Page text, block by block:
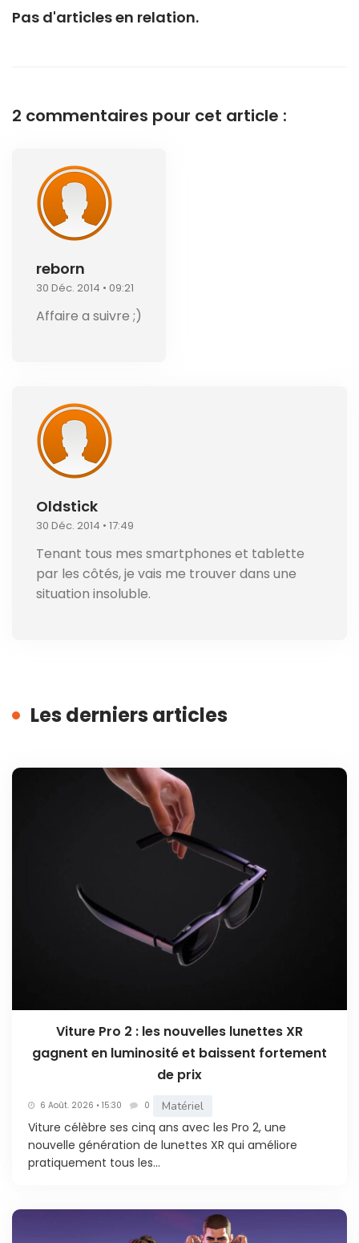
Pas d'articles en relation.
2 commentaires pour cet article :
reborn
30 Déc. 2014 • 09:21
Affaire a suivre ;)
Oldstick
30 Déc. 2014 • 17:49
Tenant tous mes smartphones et tablette
par les côtés, je vais me trouver dans une
situation insoluble.
Les derniers articles
Viture Pro 2 : les nouvelles lunettes XR
gagnent en luminosité et baissent fortement
de prix
6 Août. 2026 • 15:30 0 Matériel
Viture célèbre ses cinq ans avec les Pro 2, une
nouvelle génération de lunettes XR qui améliore
pratiquement tous les...